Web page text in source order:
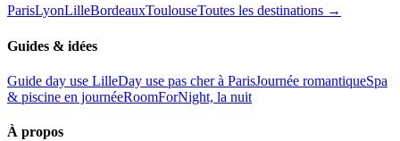
ParisLyonLilleBordeauxToulouseToutes les destinations →
Guides & idées
Guide day use LilleDay use pas cher à ParisJournée romantiqueSpa
& piscine en journéeRoomForNight, la nuit
À propos